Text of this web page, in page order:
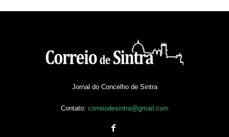
Jornal do Concelho de Sintra
Contato: correiodesintra@gmail.com